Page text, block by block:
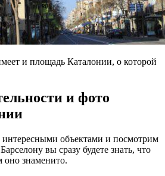
и площадь Каталонии, о которой
и фото
интересными объектами и посмотрим
вы сразу будете знать, что
оно знаменито.